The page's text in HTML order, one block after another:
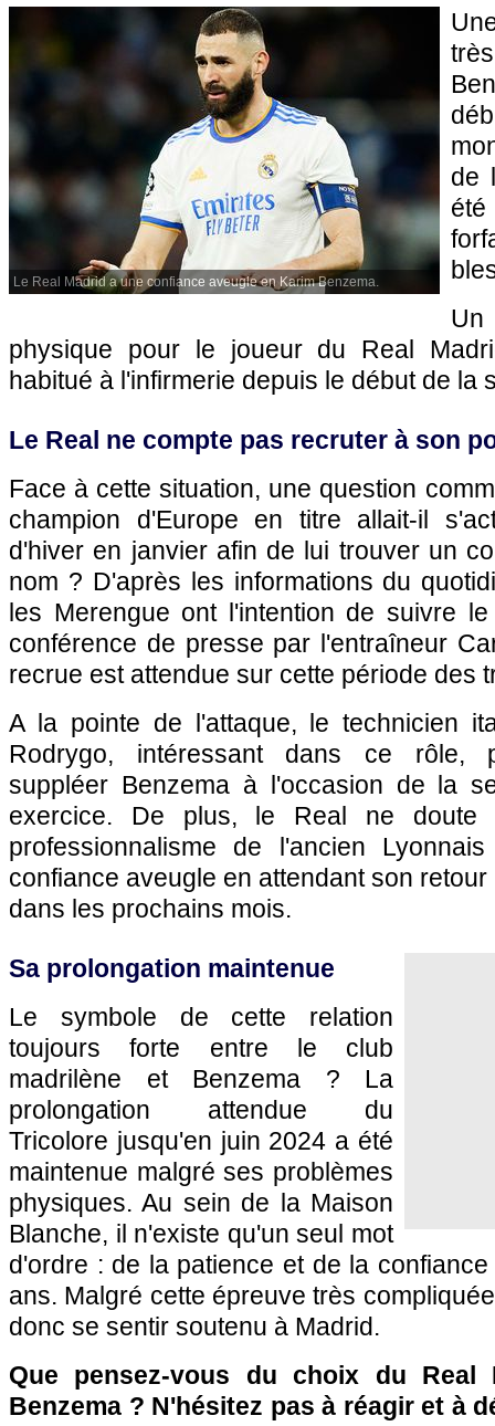
Le Real Madrid a une confiance aveugle en Karim Benzema.
de
été
Un
physique pour le joueur du Real
habitué à l'infirmerie depuis le début de la
Le Real ne compte pas recruter à son
Face à cette situation, une question
champion d'Europe en titre allait-il
d'hiver en janvier afin de lui trouver un
nom ? D'après les informations du
les Merengue ont l'intention de suivre
conférence de presse par l'entraîneur
recrue est attendue sur cette période des
A la pointe de l'attaque, le technicien
Rodrygo, intéressant dans ce rôle,
suppléer Benzema à l'occasion de la
exercice. De plus, le Real ne doute
professionnalisme de l'ancien
confiance aveugle en attendant son
dans les prochains mois.
Sa prolongation maintenue
Le symbole de cette relation
toujours forte entre le club
madrilène et Benzema ? La
prolongation attendue du
Tricolore jusqu'en juin 2024 a été
maintenue malgré ses problèmes
physiques. Au sein de la Maison
Blanche, il n'existe qu'un seul mot
d'ordre : de la patience et de la
ans. Malgré cette épreuve très
donc se sentir soutenu à Madrid.
Que pensez-vous du choix du Real
Benzema ? N'hésitez pas à réagir et à